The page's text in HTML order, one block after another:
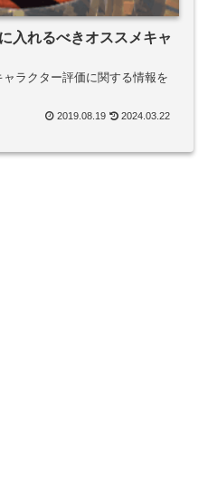
入れるべきオススメキャ
ラクター評価に関する情報を
2019.08.19 2024.03.22